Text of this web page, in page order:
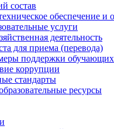
состав
обеспечение и
услуги
деятельность
для приема (перевода)
поддержки
коррупции
стандарты
ресурсы